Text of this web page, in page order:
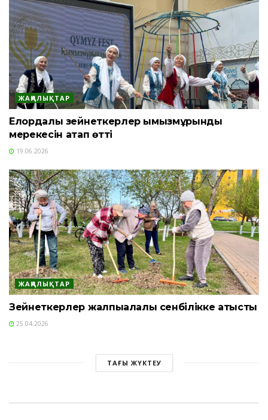
ЖАҢАЛЫҚТАР
Елордалық зейнеткерлер қымызмұрындық
мерекесін атап өтті
19.06.2026
ЖАҢАЛЫҚТАР
Зейнеткерлер жалпықалалық сенбілікке қатысты
25.04.2026
ТАҒЫ ЖҮКТЕУ